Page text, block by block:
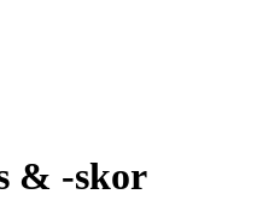
& -skor